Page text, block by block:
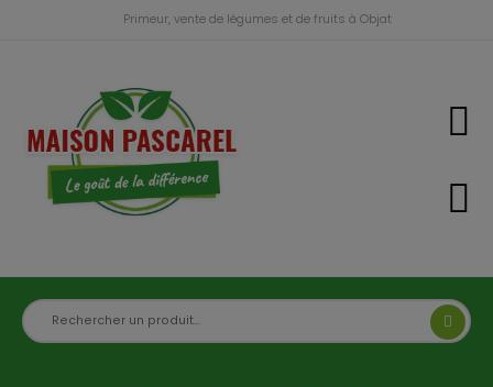
Primeur, vente de légumes et de fruits à Objat